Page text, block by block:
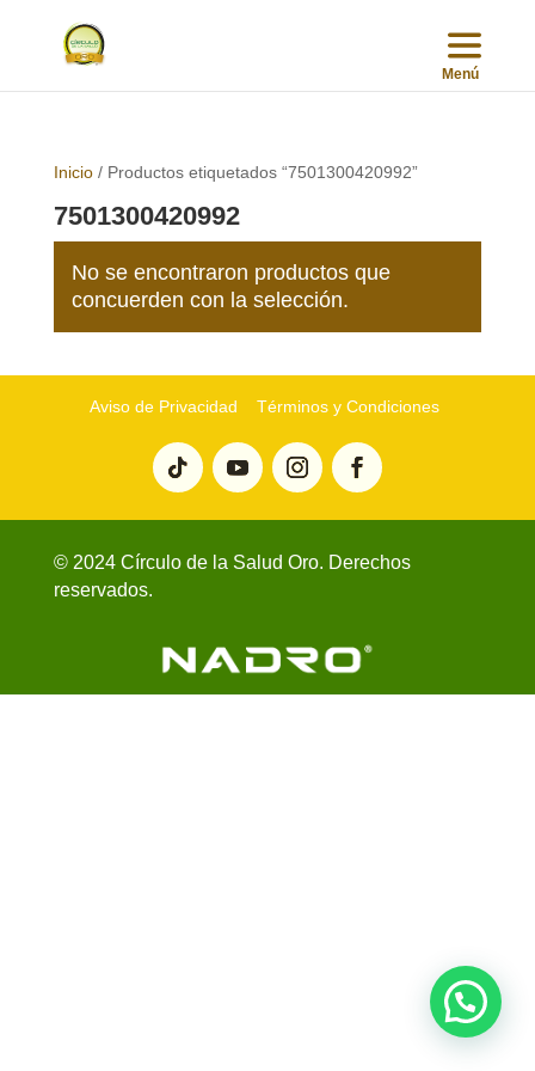
Inicio/ Productos etiquetados “7501300420992”
7501300420992
No se encontraron productos que
concuerden con la selección.
Aviso de Privacidad Términos y Condiciones
© 2024 Círculo de la Salud Oro. Derechos
reservados.